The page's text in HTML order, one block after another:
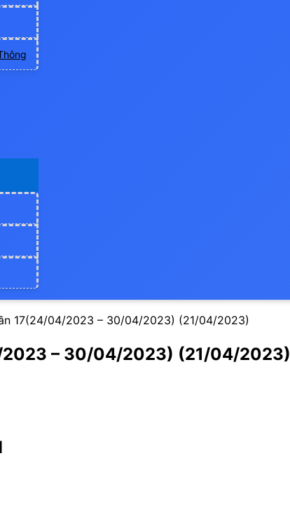
17(24/04/2023 – 30/04/2023) (21/04/2023)
– 30/04/2023) (21/04/2023)